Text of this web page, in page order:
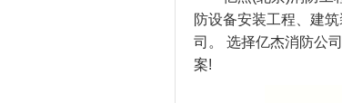
防设备安装工程、建
司。 选择亿杰消防公
案!